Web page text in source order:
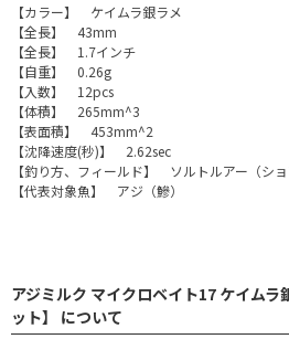
【カラー】 ケイムラ銀ラメ
【全長】 43mm
【全長】 1.7インチ
【自重】 0.26g
【入数】 12pcs
【体積】 265mm^3
【表面積】 453mm^2
【沈降速度(秒)】 2.62sec
【釣り方、フィールド】 ソルトルアー（ショ
【代表対象魚】 アジ（鰺）
アジミルク マイクロベイト17 ケイム
ット】 について